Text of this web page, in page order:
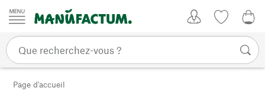
Passer au contenu
Page d'accueil